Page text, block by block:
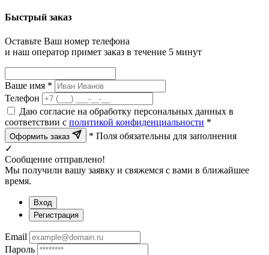
Быстрый заказ
Оставьте Ваш номер телефона
и наш оператор примет заказ в течение 5 минут
Ваше имя *
Телефон
Даю согласие на обработку персональных данных в
соответствии с политикой конфиденциальности *
Оформить заказ
* Поля обязательны для заполнения
✓
Сообщение отправлено!
Мы получили вашу заявку и свяжемся с вами в ближайшее
время.
Вход
Регистрация
Email
Пароль